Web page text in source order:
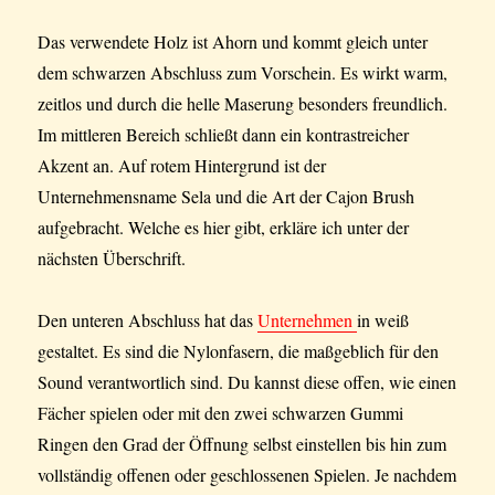
Das verwendete Holz ist Ahorn und kommt gleich unter
dem schwarzen Abschluss zum Vorschein. Es wirkt warm,
zeitlos und durch die helle Maserung besonders freundlich.
Im mittleren Bereich schließt dann ein kontrastreicher
Akzent an. Auf rotem Hintergrund ist der
Unternehmensname Sela und die Art der Cajon Brush
aufgebracht. Welche es hier gibt, erkläre ich unter der
nächsten Überschrift.
Den unteren Abschluss hat dasUnternehmenin weiß
gestaltet. Es sind die Nylonfasern, die maßgeblich für den
Sound verantwortlich sind. Du kannst diese offen, wie einen
Fächer spielen oder mit den zwei schwarzen Gummi
Ringen den Grad der Öffnung selbst einstellen bis hin zum
vollständig offenen oder geschlossenen Spielen. Je nachdem